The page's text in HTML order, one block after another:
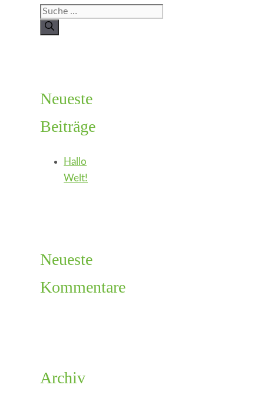
Suche
nach:
Neueste
Beiträge
Hallo
Welt!
Neueste
Kommentare
Archiv